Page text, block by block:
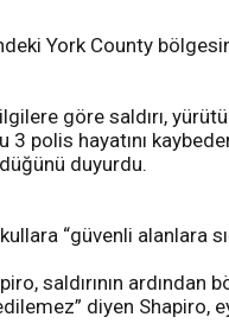
York County
göre saldırı,
3 polis hayatını
duyurdu.
“güvenli alanlara
saldırının
diyen Shapiro,